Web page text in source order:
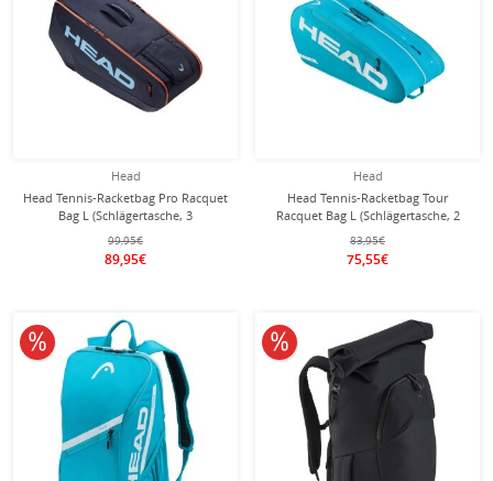
Head
Head Tennis-Racketbag Pro Racquet
Bag L (Schlägertasche, 3
Hauptfächer) 2026 navyblau 9er
99,95€
89,95€
Head
Head Tennis-Racketbag Tour
Racquet Bag L (Schlägertasche, 2
Hauptfächer) 2026 blau 9er
83,95€
75,55€
10% reduziert 10% reduziert